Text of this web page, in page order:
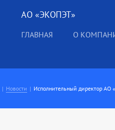
АО «ЭКОПЭТ»
ГЛАВНАЯ О
Новости Исполнительный директор АО